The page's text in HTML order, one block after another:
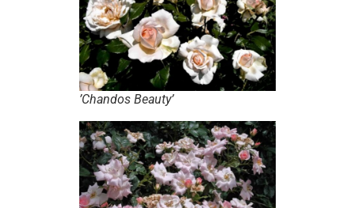
’Chandos Beauty’